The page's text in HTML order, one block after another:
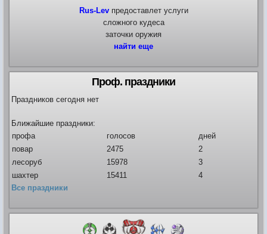
Rus-Levпредоставлет услуги
сложного кудеса
заточки оружия
найти еще
Проф. праздники
Праздников сегодня нет
Ближайшие праздники:
профа
голосов
дней
повар
2475
2
лесоруб
15978
3
шахтер
15411
4
Все праздники